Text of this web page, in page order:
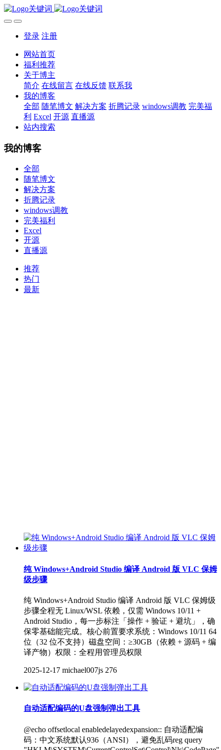
登录 注册
网站首页
福利推荐
关于博主
简介 在线留言 在线反馈 联系我
我的博客
全部 随笔博文 解决方案 折腾记录 windows调教 完美福
利 Excel 开源 直播源
站内搜索
我的博客
全部
随笔博文
解决方案
折腾记录
windows调教
完美福利
Excel
开源
直播源
推荐
热门
最新
纯 Windows+Android Studio 编译 Android 版 VLC 保姆
级步骤
纯 Windows+Android Studio 编译 Android 版 VLC 保姆级
步骤全程无 Linux/WSL 依赖，仅需 Windows 10/11 +
Android Studio，每一步标注「操作 + 验证 + 避坑」，确
保零基础能完成。核心前置要求系统：Windows 10/11 64
位（32 位不支持）磁盘空间：≥30GB（依赖 + 源码 + 编
译产物）权限：全程用管理员权限
2025-12-17 michael007js 276
自动适配编码的U盘强制弹出工具
@echo offsetlocal enabledelayedexpansion:: 自动适配编
码：中文系统默认936（ANSI），避免乱码reg query